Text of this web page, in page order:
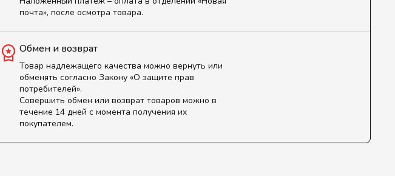
почта», после осмотра товара.
Обмен и возврат
Товар надлежащего качества можно вернуть или
обменять согласно Закону «О защите прав
потребителей».
Совершить обмен или возврат товаров можно в
течение 14 дней с момента получения их
покупателем.